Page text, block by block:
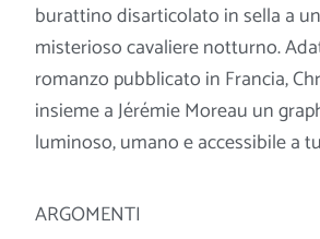
burattino disarticolato in sella a
misterioso cavaliere notturno.
romanzo pubblicato in Francia,
insieme a Jérémie Moreau un
luminoso, umano e accessibile a
ARGOMENTI